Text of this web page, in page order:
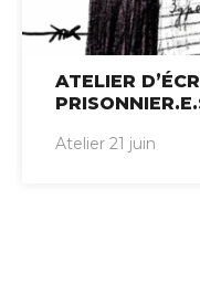
ATELIER
Atelier 21 juin